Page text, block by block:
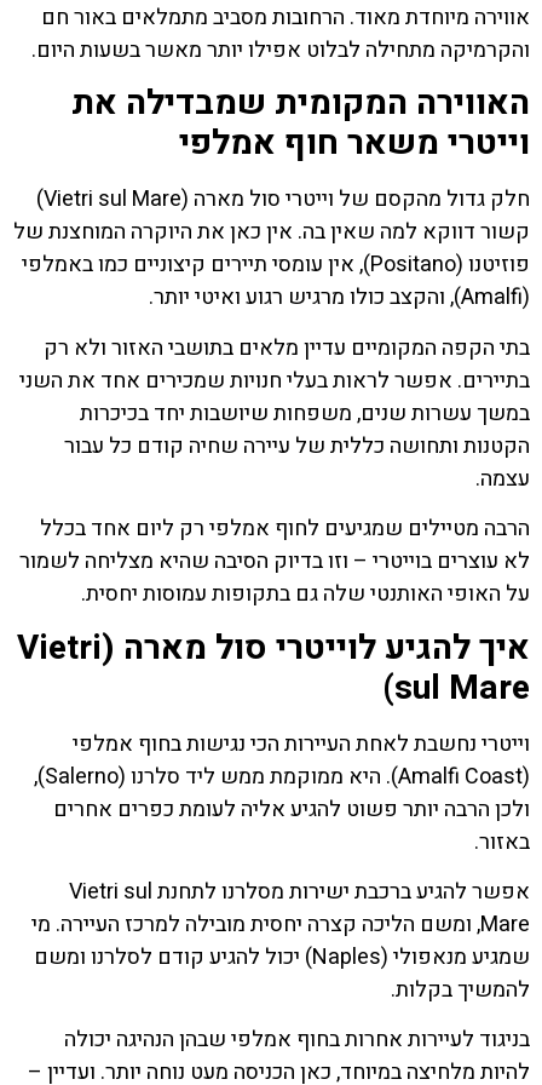
אווירה מיוחדת מאוד. הרחובות מסביב מתמלאים באור חם
והקרמיקה מתחילה לבלוט אפילו יותר מאשר בשעות היום.
האווירה המקומית שמבדילה את
וייטרי משאר חוף אמלפי
חלק גדול מהקסם של וייטרי סול מארה (Vietri sul Mare)
קשור דווקא למה שאין בה. אין כאן את היוקרה המוחצנת של
פוזיטנו (Positano), אין עומסי תיירים קיצוניים כמו באמלפי
(Amalfi), והקצב כולו מרגיש רגוע ואיטי יותר.
בתי הקפה המקומיים עדיין מלאים בתושבי האזור ולא רק
בתיירים. אפשר לראות בעלי חנויות שמכירים אחד את השני
במשך עשרות שנים, משפחות שיושבות יחד בכיכרות
הקטנות ותחושה כללית של עיירה שחיה קודם כל עבור
עצמה.
הרבה מטיילים שמגיעים לחוף אמלפי רק ליום אחד בכלל
לא עוצרים בוייטרי – וזו בדיוק הסיבה שהיא מצליחה לשמור
על האופי האותנטי שלה גם בתקופות עמוסות יחסית.
איך להגיע לוייטרי סול מארה (Vietri
sul Mare)
וייטרי נחשבת לאחת העיירות הכי נגישות בחוף אמלפי
(Amalfi Coast). היא ממוקמת ממש ליד סלרנו (Salerno),
ולכן הרבה יותר פשוט להגיע אליה לעומת כפרים אחרים
באזור.
אפשר להגיע ברכבת ישירות מסלרנו לתחנת Vietri sul
Mare, ומשם הליכה קצרה יחסית מובילה למרכז העיירה. מי
שמגיע מנאפולי (Naples) יכול להגיע קודם לסלרנו ומשם
להמשיך בקלות.
בניגוד לעיירות אחרות בחוף אמלפי שבהן הנהיגה יכולה
להיות מלחיצה במיוחד, כאן הכניסה מעט נוחה יותר. ועדיין –